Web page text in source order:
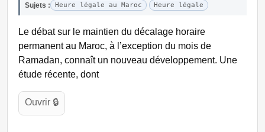
Sujets : Heure légale au Maroc Heure légale
Le débat sur le maintien du décalage horaire
permanent au Maroc, à l’exception du mois de
Ramadan, connaît un nouveau développement. Une
étude récente, dont
Ouvrir 🔒